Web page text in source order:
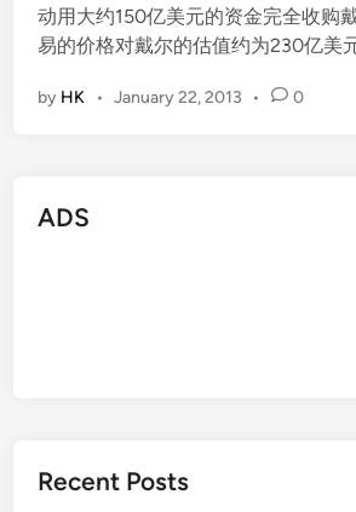
动用大约150亿美元的资金完全收购
易的价格对戴尔的估值约为230亿美
by HK • January 22, 2013 • 0
ADS
Recent Posts